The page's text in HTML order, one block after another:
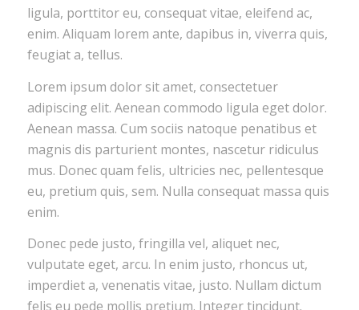
ligula, porttitor eu, consequat vitae, eleifend ac,
enim. Aliquam lorem ante, dapibus in, viverra quis,
feugiat a, tellus.
Lorem ipsum dolor sit amet, consectetuer
adipiscing elit. Aenean commodo ligula eget dolor.
Aenean massa. Cum sociis natoque penatibus et
magnis dis parturient montes, nascetur ridiculus
mus. Donec quam felis, ultricies nec, pellentesque
eu, pretium quis, sem. Nulla consequat massa quis
enim.
Donec pede justo, fringilla vel, aliquet nec,
vulputate eget, arcu. In enim justo, rhoncus ut,
imperdiet a, venenatis vitae, justo. Nullam dictum
felis eu pede mollis pretium. Integer tincidunt.